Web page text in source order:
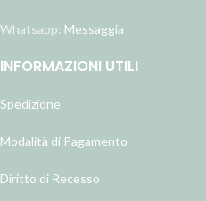
Whatsapp: Messaggia
INFORMAZIONI UTILI
Spedizione
Modalità di Pagamento
Diritto di Recesso